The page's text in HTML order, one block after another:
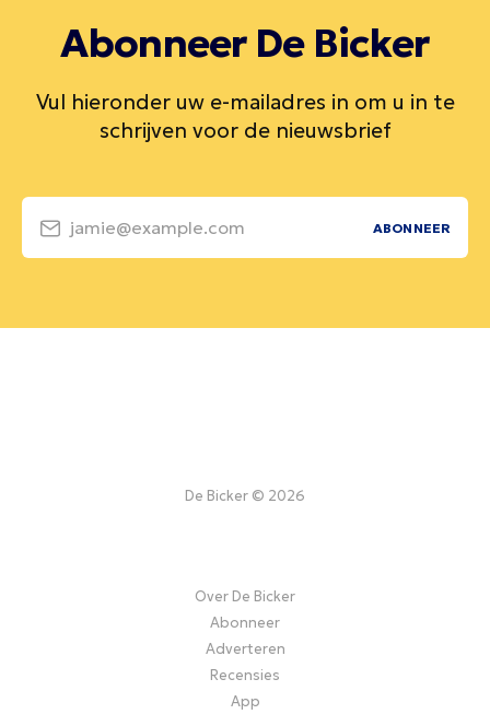
Abonneer De Bicker
Vul hieronder uw e-mailadres in om u in te
schrijven voor de nieuwsbrief
jamie@example.com ABONNEER
De Bicker © 2026
Over De Bicker
Abonneer
Adverteren
Recensies
App